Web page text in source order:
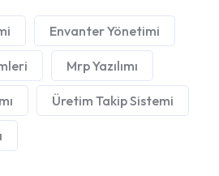
Envanter Yönetimi
Mrp Yazılımı
Üretim Takip Sistemi